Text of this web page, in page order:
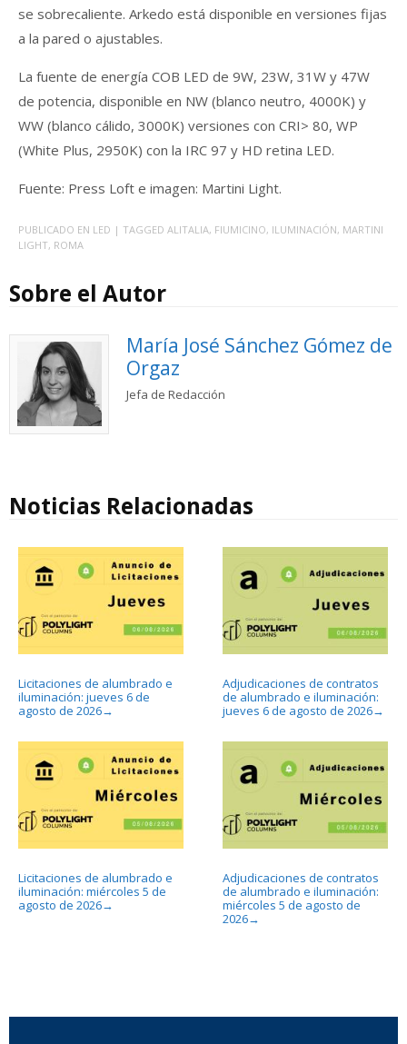
se sobrecaliente. Arkedo está disponible en versiones fijas
a la pared o ajustables.
La fuente de energía COB LED de 9W, 23W, 31W y 47W
de potencia, disponible en NW (blanco neutro, 4000K) y
WW (blanco cálido, 3000K) versiones con CRI> 80, WP
(White Plus, 2950K) con la IRC 97 y HD retina LED.
Fuente: Press Loft e imagen: Martini Light.
PUBLICADO EN LED | TAGGED ALITALIA, FIUMICINO, ILUMINACIÓN, MARTINI
LIGHT, ROMA
Sobre el Autor
María José Sánchez Gómez de
Orgaz
Jefa de Redacción
Noticias Relacionadas
Licitaciones de alumbrado e
iluminación: jueves 6 de
agosto de 2026→
Adjudicaciones de contratos
de alumbrado e iluminación:
jueves 6 de agosto de 2026→
Licitaciones de alumbrado e
iluminación: miércoles 5 de
agosto de 2026→
Adjudicaciones de contratos
de alumbrado e iluminación:
miércoles 5 de agosto de
2026→